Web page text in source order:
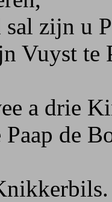
zijn u
Vuyst te
a drie
de